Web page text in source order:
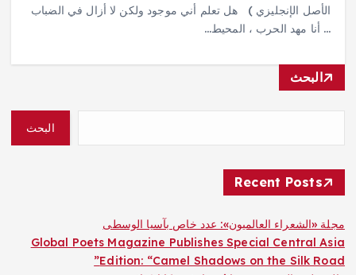
الأصل الإنجليزي ) هل تعلم أني موجود ولكن لا أزال في الضباب
… أنا مهد الحرب ، المحيط…
البحث
البحث
Recent Posts
مجلة «الشعراء العالميون»: عدد خاص بآسيا الوسطى
Global Poets Magazine Publishes Special Central Asia
Edition: “Camel Shadows on the Silk Road”